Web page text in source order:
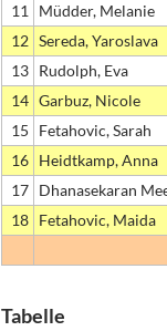
11
Müdder, Melanie
12 Sereda, Yaroslava
13 Rudolph, Eva
14 Garbuz, Nicole
15
Fetahovic, Sarah
16 Heidtkamp, Anna
17 Dhanasekaran
18 Fetahovic, Maida
Tabelle